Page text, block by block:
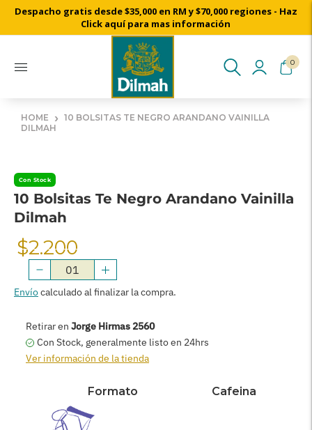
Cosechado a mano desde nuestros jardines de té de Ceylon
Despacho gratis desde $35,000 en RM y $70,000 regiones - Haz
Click aquí para mas información
0
HOME › 10 BOLSITAS TE NEGRO ARANDANO VAINILLA
DILMAH
Con Stock
10 Bolsitas Te Negro Arandano Vainilla
Dilmah
Precio
Normal
$2.200
Envíocalculado al finalizar la compra.
AGREGAR AL CARRITO
Retirar en Jorge Hirmas 2560
Con Stock, generalmente listo en 24hrs
Ver información de la tienda
Formato Cafeina